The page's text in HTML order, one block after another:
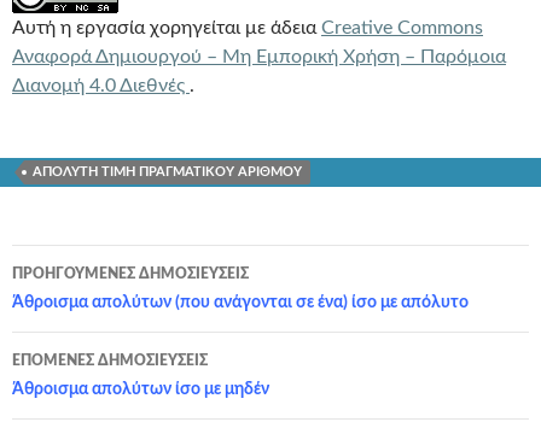
Αυτή η εργασία χορηγείται με άδεια Creative Commons
Αναφορά Δημιουργού – Μη Εμπορική Χρήση – Παρόμοια
Διανομή 4.0 Διεθνές .
ΑΠΟΛΥΤΗ ΤΙΜΗ ΠΡΑΓΜΑΤΙΚΟΥ ΑΡΙΘΜΟΥ
Πλοήγηση
άρθρων
ΠΡΟΗΓΟΎΜΕΝΕΣ ΔΗΜΟΣΙΕΎΣΕΙΣ
Άθροισμα απολύτων (που ανάγονται σε ένα) ίσο με απόλυτο
ΕΠΌΜΕΝΕΣ ΔΗΜΟΣΙΕΎΣΕΙΣ
Άθροισμα απολύτων ίσο με μηδέν